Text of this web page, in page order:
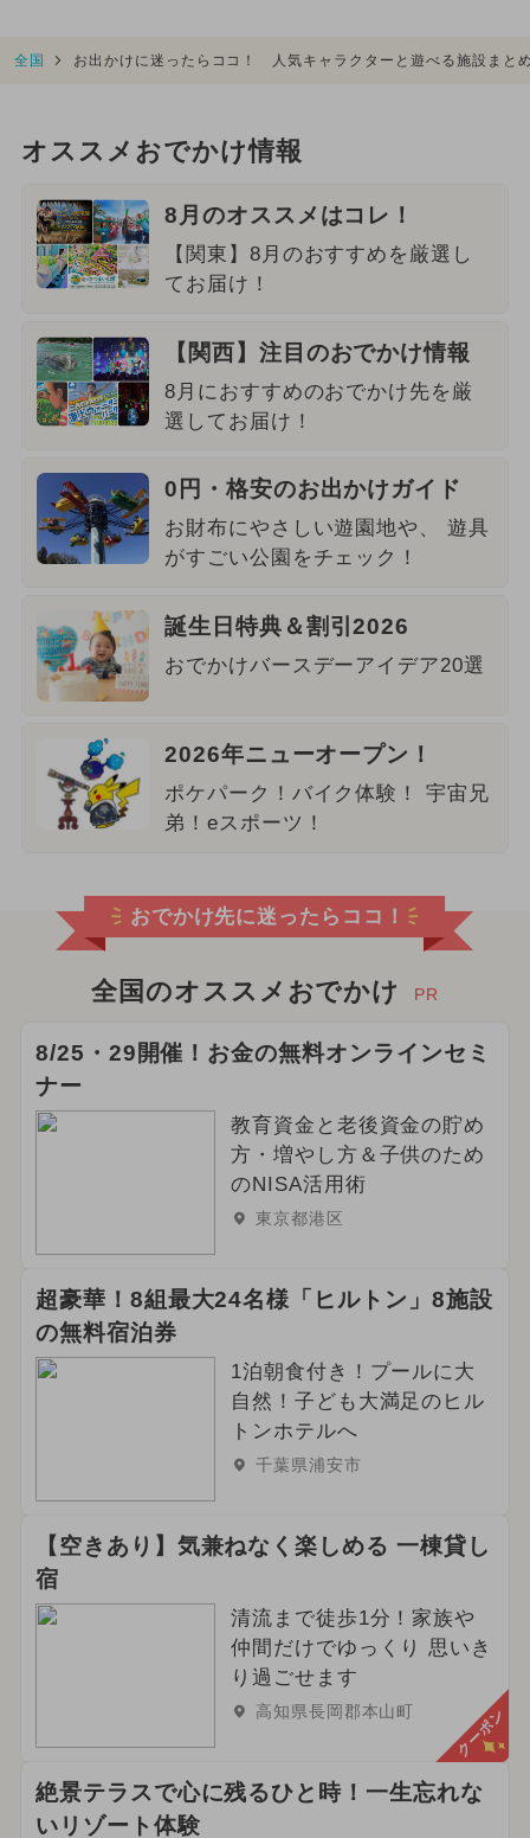
全国 お出かけに迷ったらココ！ 人気キャラクターと遊べる施設まと
オススメおでかけ情報
8月のオススメはコレ！
【関東】8月のおすすめを厳選し
てお届け！
【関西】注目のおでかけ情報
8月におすすめのおでかけ先を厳
選してお届け！
0円・格安のお出かけガイド
お財布にやさしい遊園地や、 遊具
がすごい公園をチェック！
誕生日特典＆割引2026
おでかけバースデーアイデア20選
2026年ニューオープン！
ポケパーク！バイク体験！ 宇宙兄
弟！eスポーツ！
おでかけ先に迷ったらココ！
全国のオススメおでかけ PR
8/25・29開催！お金の無料オンラインセミ
ナー
教育資金と老後資金の貯め
方・増やし方＆子供のため
のNISA活用術
東京都港区
超豪華！8組最大24名様「ヒルトン」8施設
の無料宿泊券
1泊朝食付き！プールに大
自然！子ども大満足のヒル
トンホテルへ
千葉県浦安市
【空きあり】気兼ねなく楽しめる 一棟貸し
宿
清流まで徒歩1分！家族や
仲間だけでゆっくり 思いき
り過ごせます
高知県長岡郡本山町 クーポン
絶景テラスで心に残るひと時！一生忘れな
いリゾート体験